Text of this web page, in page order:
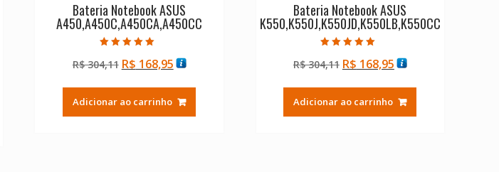
Bateria Notebook ASUS
A450,A450C,A450CA,A450CC
5.00
de 5
R$304,11 O
original
era:
R$ 168,95O
atual
é:
Adicionar ao carrinho
Bateria Notebook ASUS
K550,K550J,K550JD,K550LB,K550CC
5.00
de 5
R$304,11 O
original
era:
R$ 168,95O
atual
é:
Adicionar ao carrinho